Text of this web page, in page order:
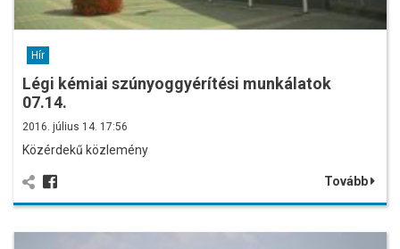
Hír
Légi kémiai szúnyoggyérítési munkálatok
07.14.
2016. július 14. 17:56
Közérdekű közlemény
Tovább